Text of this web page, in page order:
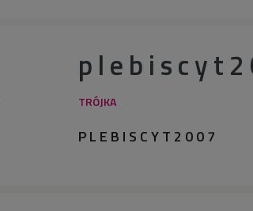
p l e b i s c y t
P L E B I S C Y T 2 0 0 7